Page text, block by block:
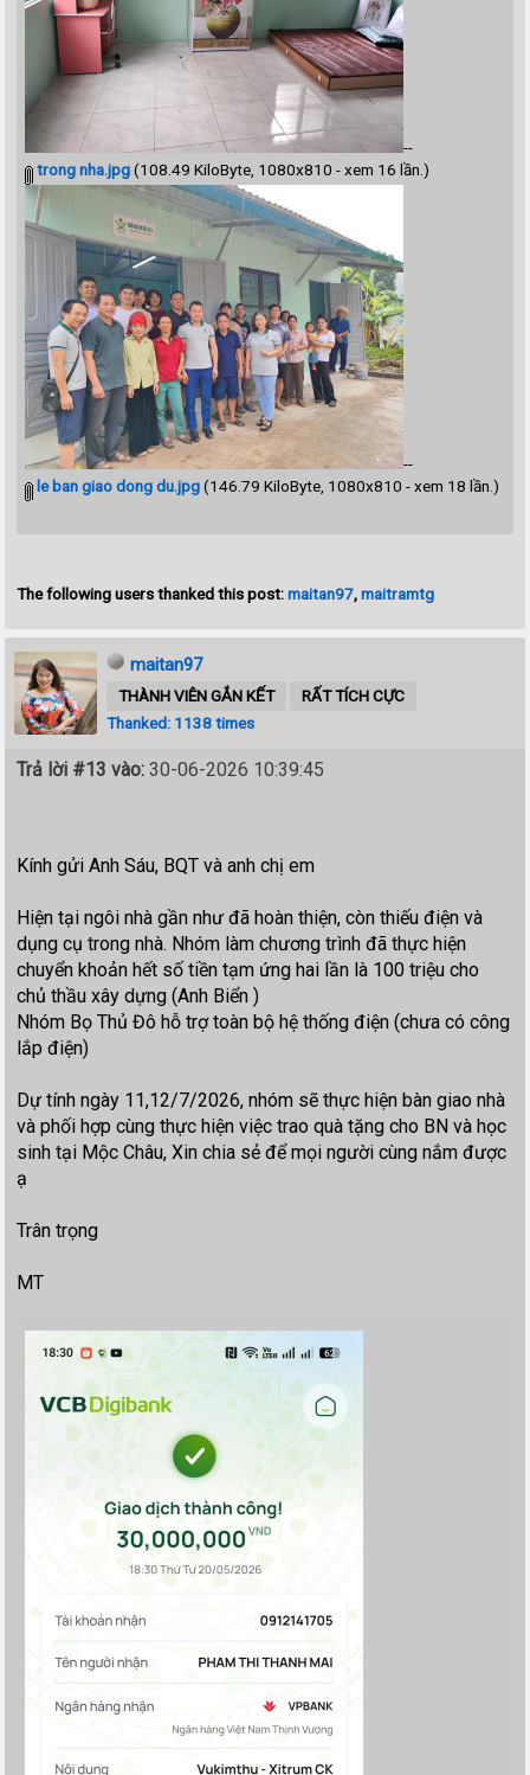
--
trong nha.jpg(108.49 KiloByte, 1080x810 - xem 16 lần.)
--
le ban giao dong du.jpg(146.79 KiloByte, 1080x810 - xem 18 lần.)
The following users thanked this post:maitan97,maitramtg
maitan97
THÀNH VIÊN GẮN KẾT
RẤT TÍCH CỰC
Thanked: 1138 times
Trả lời #13 vào: 30-06-2026 10:39:45
Kính gửi Anh Sáu, BQT và anh chị em
Hiện tại ngôi nhà gần như đã hoàn thiện, còn thiếu điện và
dụng cụ trong nhà. Nhóm làm chương trình đã thực hiện
chuyển khoản hết số tiền tạm ứng hai lần là 100 triệu cho
chủ thầu xây dựng (Anh Biển )
Nhóm Bọ Thủ Đô hỗ trợ toàn bộ hệ thống điện (chưa có công
lắp điện)
Dự tính ngày 11,12/7/2026, nhóm sẽ thực hiện bàn giao nhà
và phối hợp cùng thực hiện việc trao quà tặng cho BN và học
sinh tại Mộc Châu, Xin chia sẻ để mọi người cùng nắm được
ạ
Trân trọng
MT